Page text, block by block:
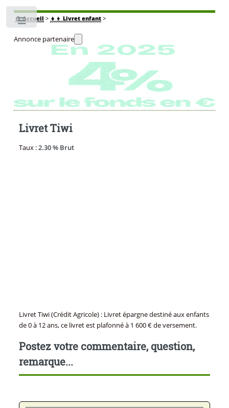
🏠Accueil > 👧‍👦 Livret enfant>
Annonce partenaire
Livret Tiwi
Taux :2.30 % Brut
Livret Tiwi (Crédit Agricole) : Livret épargne destiné aux enfants
de 0 à 12 ans, ce livret est plafonné à 1 600 € de versement.
Postez votre commentaire, question,
remarque...
Toggle